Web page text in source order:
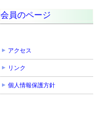
会員のページ
アクセス
リンク
個人情報保護方針